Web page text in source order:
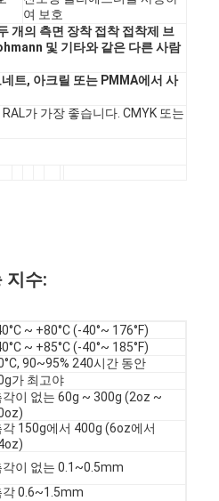
레인 스위치
치
여 보호
개의 측면 장착 접착 접착제 브
및 기타와 같은 다른 사람
트, 아크릴 또는 PMMA에서 사
가 가장 좋습니다. CMYK 또는
지수:
~ +80°C (-40°~ 176°F)
~ +85°C (-40°~ 185°F)
90~95% 240시간 동안
가 최고야
각이 없는 60g ~ 300g (2oz ~
각 150g에서 400g (6oz에서
각이 없는 0.1~0.5mm
각 0.6~1.5mm